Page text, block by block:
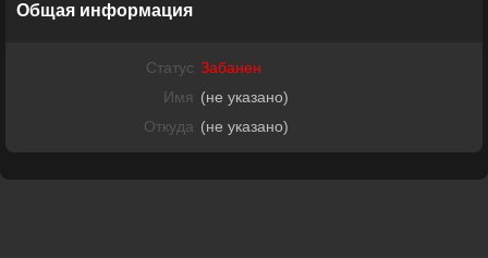
Общая информация
Статус Забанен
Имя (не указано)
Откуда (не указано)